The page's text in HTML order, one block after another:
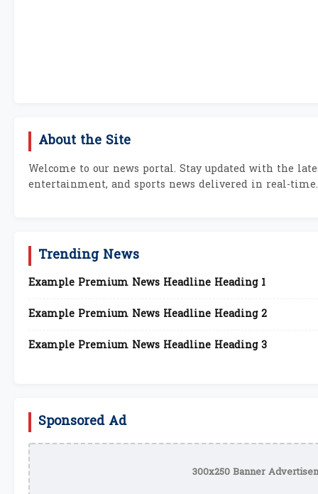
About the Site
Welcome to our news portal. Stay updated with the
entertainment, and sports news delivered in real-time.
Trending News
Example Premium News Headline Heading 1
Example Premium News Headline Heading 2
Example Premium News Headline Heading 3
Sponsored Ad
300x250 Banner